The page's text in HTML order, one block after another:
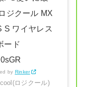
ジクール MX
S ワイヤレス
ード
by Rinker
ロジクール)